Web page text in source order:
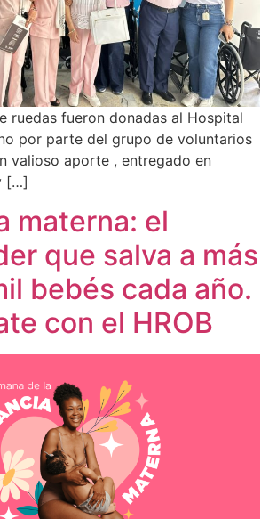
ruedas fueron donadas al Hospital
por parte del grupo de voluntarios
valioso aporte , entregado en
[…]
materna: el
que salva a más
bebés cada año.
con el HROB